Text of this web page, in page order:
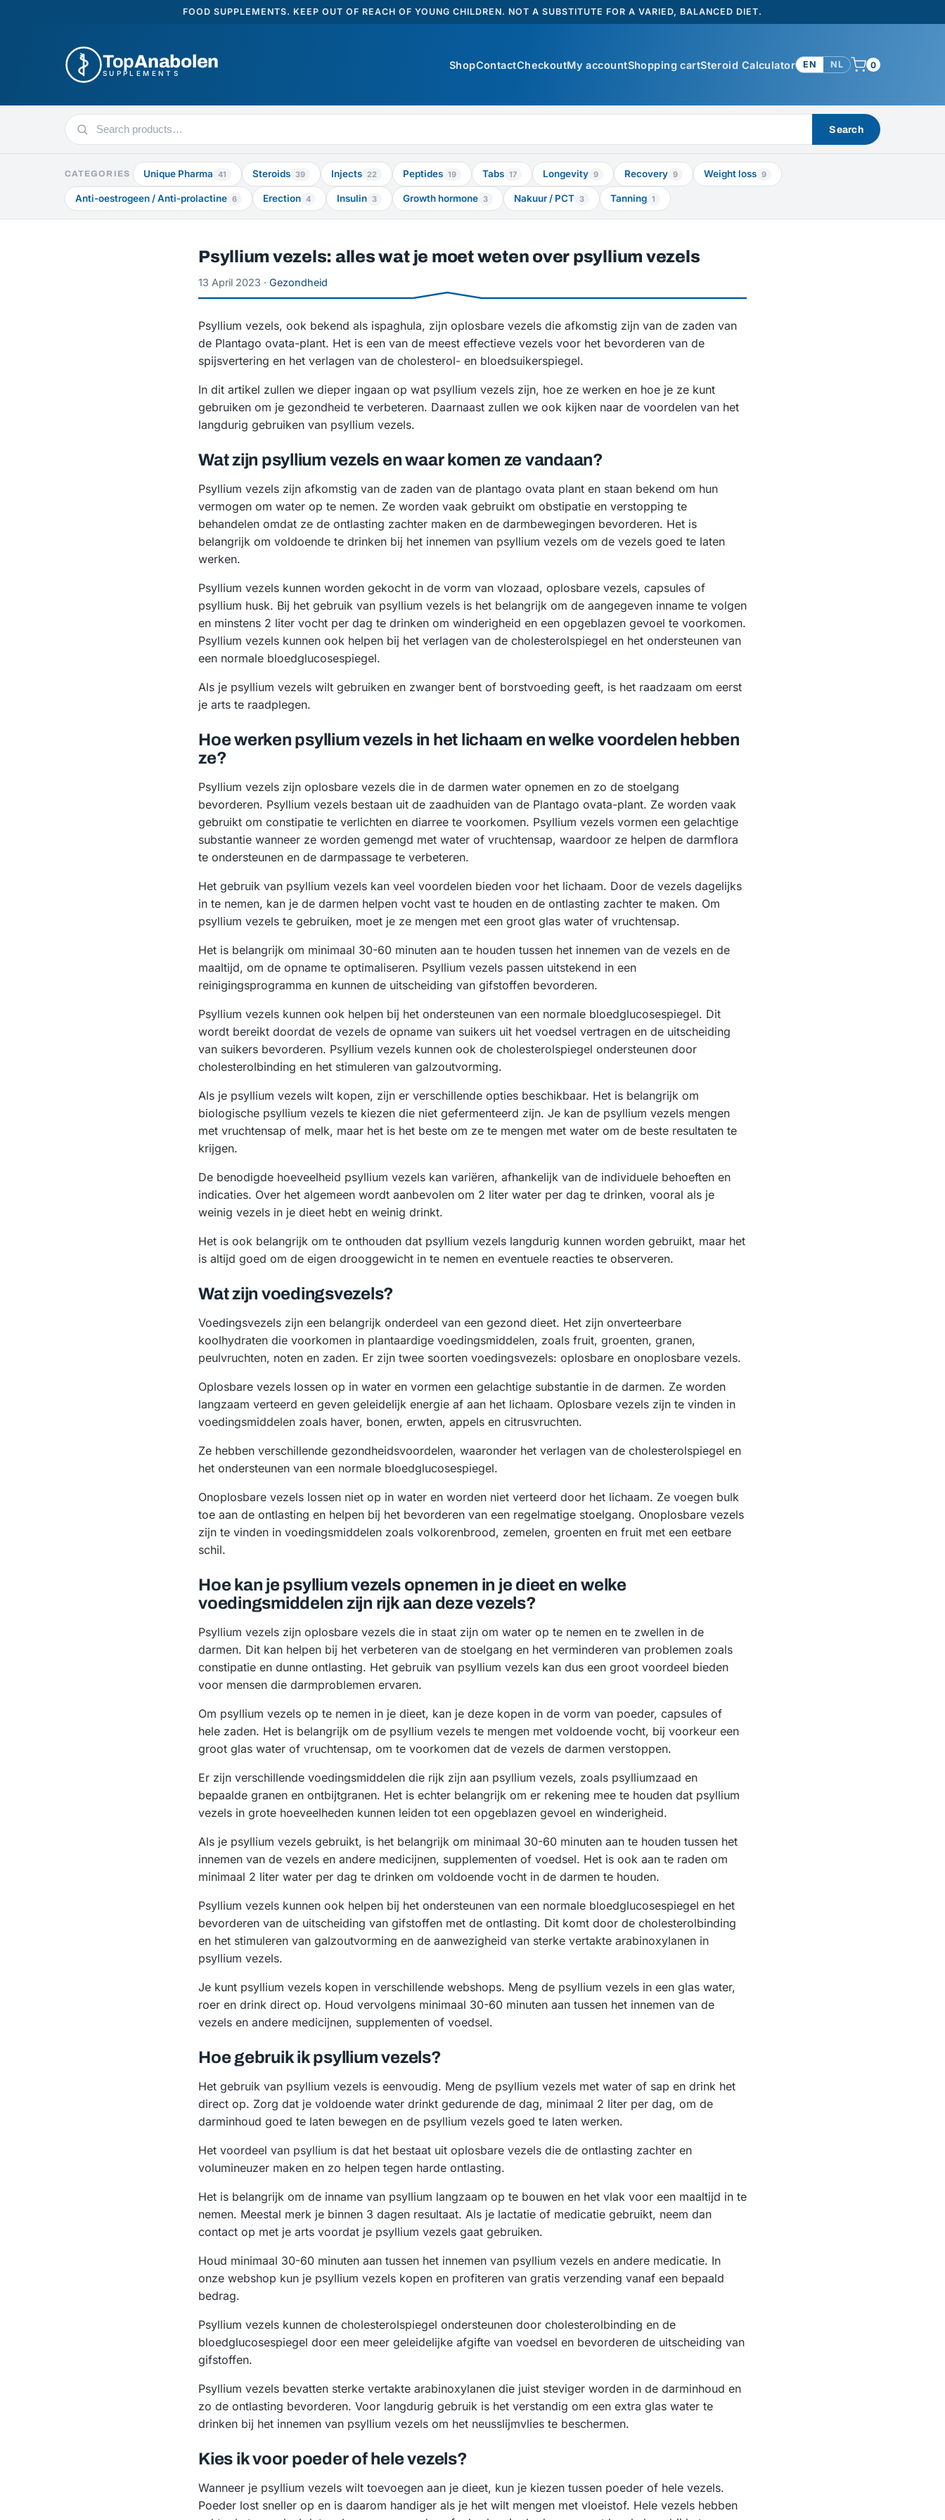
FOOD SUPPLEMENTS. KEEP OUT OF REACH OF YOUNG CHILDREN. NOT A SUBSTITUTE FOR A VARIED, BALANCED DIET.
TopAnabolen
SUPPLEMENTS
ShopContactCheckoutMy accountShopping cartSteroid Calculator EN NL 0
Search
products
Search
CATEGORIES Unique Pharma 41 Steroids 39 Injects 22 Peptides 19 Tabs 17 Longevity 9 Recovery 9 Weight loss 9
Anti-oestrogeen / Anti-prolactine 6 Erection 4 Insulin 3 Growth hormone 3 Nakuur / PCT 3 Tanning 1
Psyllium vezels: alles wat je moet weten over psyllium vezels
13 April 2023 · Gezondheid
Psyllium vezels, ook bekend als ispaghula, zijn oplosbare vezels die afkomstig zijn van de zaden van
de Plantago ovata-plant. Het is een van de meest effectieve vezels voor het bevorderen van de
spijsvertering en het verlagen van de cholesterol- en bloedsuikerspiegel.
In dit artikel zullen we dieper ingaan op wat psyllium vezels zijn, hoe ze werken en hoe je ze kunt
gebruiken om je gezondheid te verbeteren. Daarnaast zullen we ook kijken naar de voordelen van het
langdurig gebruiken van psyllium vezels.
Wat zijn psyllium vezels en waar komen ze vandaan?
Psyllium vezels zijn afkomstig van de zaden van de plantago ovata plant en staan bekend om hun
vermogen om water op te nemen. Ze worden vaak gebruikt om obstipatie en verstopping te
behandelen omdat ze de ontlasting zachter maken en de darmbewegingen bevorderen. Het is
belangrijk om voldoende te drinken bij het innemen van psyllium vezels om de vezels goed te laten
werken.
Psyllium vezels kunnen worden gekocht in de vorm van vlozaad, oplosbare vezels, capsules of
psyllium husk. Bij het gebruik van psyllium vezels is het belangrijk om de aangegeven inname te volgen
en minstens 2 liter vocht per dag te drinken om winderigheid en een opgeblazen gevoel te voorkomen.
Psyllium vezels kunnen ook helpen bij het verlagen van de cholesterolspiegel en het ondersteunen van
een normale bloedglucosespiegel.
Als je psyllium vezels wilt gebruiken en zwanger bent of borstvoeding geeft, is het raadzaam om eerst
je arts te raadplegen.
Hoe werken psyllium vezels in het lichaam en welke voordelen hebben
ze?
Psyllium vezels zijn oplosbare vezels die in de darmen water opnemen en zo de stoelgang
bevorderen. Psyllium vezels bestaan uit de zaadhuiden van de Plantago ovata-plant. Ze worden vaak
gebruikt om constipatie te verlichten en diarree te voorkomen. Psyllium vezels vormen een gelachtige
substantie wanneer ze worden gemengd met water of vruchtensap, waardoor ze helpen de darmflora
te ondersteunen en de darmpassage te verbeteren.
Het gebruik van psyllium vezels kan veel voordelen bieden voor het lichaam. Door de vezels dagelijks
in te nemen, kan je de darmen helpen vocht vast te houden en de ontlasting zachter te maken. Om
psyllium vezels te gebruiken, moet je ze mengen met een groot glas water of vruchtensap.
Het is belangrijk om minimaal 30-60 minuten aan te houden tussen het innemen van de vezels en de
maaltijd, om de opname te optimaliseren. Psyllium vezels passen uitstekend in een
reinigingsprogramma en kunnen de uitscheiding van gifstoffen bevorderen.
Psyllium vezels kunnen ook helpen bij het ondersteunen van een normale bloedglucosespiegel. Dit
wordt bereikt doordat de vezels de opname van suikers uit het voedsel vertragen en de uitscheiding
van suikers bevorderen. Psyllium vezels kunnen ook de cholesterolspiegel ondersteunen door
cholesterolbinding en het stimuleren van galzoutvorming.
Als je psyllium vezels wilt kopen, zijn er verschillende opties beschikbaar. Het is belangrijk om
biologische psyllium vezels te kiezen die niet gefermenteerd zijn. Je kan de psyllium vezels mengen
met vruchtensap of melk, maar het is het beste om ze te mengen met water om de beste resultaten te
krijgen.
De benodigde hoeveelheid psyllium vezels kan variëren, afhankelijk van de individuele behoeften en
indicaties. Over het algemeen wordt aanbevolen om 2 liter water per dag te drinken, vooral als je
weinig vezels in je dieet hebt en weinig drinkt.
Het is ook belangrijk om te onthouden dat psyllium vezels langdurig kunnen worden gebruikt, maar het
is altijd goed om de eigen drooggewicht in te nemen en eventuele reacties te observeren.
Wat zijn voedingsvezels?
Voedingsvezels zijn een belangrijk onderdeel van een gezond dieet. Het zijn onverteerbare
koolhydraten die voorkomen in plantaardige voedingsmiddelen, zoals fruit, groenten, granen,
peulvruchten, noten en zaden. Er zijn twee soorten voedingsvezels: oplosbare en onoplosbare vezels.
Oplosbare vezels lossen op in water en vormen een gelachtige substantie in de darmen. Ze worden
langzaam verteerd en geven geleidelijk energie af aan het lichaam. Oplosbare vezels zijn te vinden in
voedingsmiddelen zoals haver, bonen, erwten, appels en citrusvruchten.
Ze hebben verschillende gezondheidsvoordelen, waaronder het verlagen van de cholesterolspiegel en
het ondersteunen van een normale bloedglucosespiegel.
Onoplosbare vezels lossen niet op in water en worden niet verteerd door het lichaam. Ze voegen bulk
toe aan de ontlasting en helpen bij het bevorderen van een regelmatige stoelgang. Onoplosbare vezels
zijn te vinden in voedingsmiddelen zoals volkorenbrood, zemelen, groenten en fruit met een eetbare
schil.
Hoe kan je psyllium vezels opnemen in je dieet en welke
voedingsmiddelen zijn rijk aan deze vezels?
Psyllium vezels zijn oplosbare vezels die in staat zijn om water op te nemen en te zwellen in de
darmen. Dit kan helpen bij het verbeteren van de stoelgang en het verminderen van problemen zoals
constipatie en dunne ontlasting. Het gebruik van psyllium vezels kan dus een groot voordeel bieden
voor mensen die darmproblemen ervaren.
Om psyllium vezels op te nemen in je dieet, kan je deze kopen in de vorm van poeder, capsules of
hele zaden. Het is belangrijk om de psyllium vezels te mengen met voldoende vocht, bij voorkeur een
groot glas water of vruchtensap, om te voorkomen dat de vezels de darmen verstoppen.
Er zijn verschillende voedingsmiddelen die rijk zijn aan psyllium vezels, zoals psylliumzaad en
bepaalde granen en ontbijtgranen. Het is echter belangrijk om er rekening mee te houden dat psyllium
vezels in grote hoeveelheden kunnen leiden tot een opgeblazen gevoel en winderigheid.
Als je psyllium vezels gebruikt, is het belangrijk om minimaal 30-60 minuten aan te houden tussen het
innemen van de vezels en andere medicijnen, supplementen of voedsel. Het is ook aan te raden om
minimaal 2 liter water per dag te drinken om voldoende vocht in de darmen te houden.
Psyllium vezels kunnen ook helpen bij het ondersteunen van een normale bloedglucosespiegel en het
bevorderen van de uitscheiding van gifstoffen met de ontlasting. Dit komt door de cholesterolbinding
en het stimuleren van galzoutvorming en de aanwezigheid van sterke vertakte arabinoxylanen in
psyllium vezels.
Je kunt psyllium vezels kopen in verschillende webshops. Meng de psyllium vezels in een glas water,
roer en drink direct op. Houd vervolgens minimaal 30-60 minuten aan tussen het innemen van de
vezels en andere medicijnen, supplementen of voedsel.
Hoe gebruik ik psyllium vezels?
Het gebruik van psyllium vezels is eenvoudig. Meng de psyllium vezels met water of sap en drink het
direct op. Zorg dat je voldoende water drinkt gedurende de dag, minimaal 2 liter per dag, om de
darminhoud goed te laten bewegen en de psyllium vezels goed te laten werken.
Het voordeel van psyllium is dat het bestaat uit oplosbare vezels die de ontlasting zachter en
volumineuzer maken en zo helpen tegen harde ontlasting.
Het is belangrijk om de inname van psyllium langzaam op te bouwen en het vlak voor een maaltijd in te
nemen. Meestal merk je binnen 3 dagen resultaat. Als je lactatie of medicatie gebruikt, neem dan
contact op met je arts voordat je psyllium vezels gaat gebruiken.
Houd minimaal 30-60 minuten aan tussen het innemen van psyllium vezels en andere medicatie. In
onze webshop kun je psyllium vezels kopen en profiteren van gratis verzending vanaf een bepaald
bedrag.
Psyllium vezels kunnen de cholesterolspiegel ondersteunen door cholesterolbinding en de
bloedglucosespiegel door een meer geleidelijke afgifte van voedsel en bevorderen de uitscheiding van
gifstoffen.
Psyllium vezels bevatten sterke vertakte arabinoxylanen die juist steviger worden in de darminhoud en
zo de ontlasting bevorderen. Voor langdurig gebruik is het verstandig om een extra glas water te
drinken bij het innemen van psyllium vezels om het neusslijmvlies te beschermen.
Kies ik voor poeder of hele vezels?
Wanneer je psyllium vezels wilt toevoegen aan je dieet, kun je kiezen tussen poeder of hele vezels.
Poeder lost sneller op en is daarom handiger als je het wilt mengen met vloeistof. Hele vezels hebben